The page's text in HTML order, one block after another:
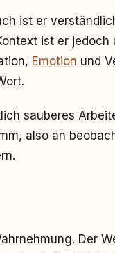
ist er
ist er jedoch
Emotion und
sauberes
also an
Der